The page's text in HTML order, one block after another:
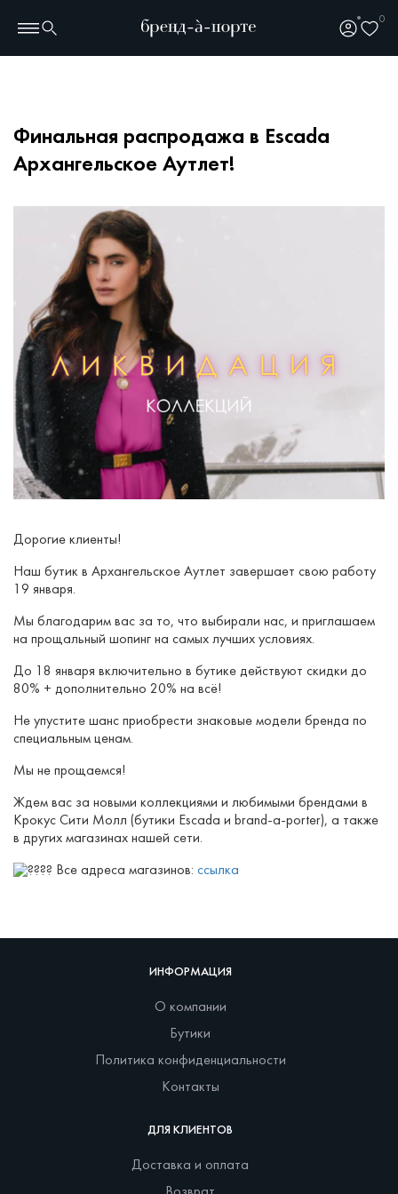
0
Финальная распродажа в Escada
Архангельское Аутлет!
Дорогие клиенты!
Наш бутик в Архангельское Аутлет завершает свою работу
19 января.
Мы благодарим вас за то, что выбирали нас, и приглашаем
на прощальный шопинг на самых лучших условиях.
До 18 января включительно в бутике действуют скидки до
80% + дополнительно 20% на всё!
Не упустите шанс приобрести знаковые модели бренда по
специальным ценам.
Мы не прощаемся!
Ждем вас за новыми коллекциями и любимыми брендами в
Крокус Сити Молл (бутики Escada и brand-a-porter), а также
в других магазинах нашей сети.
Все адреса магазинов: ссылка
ИНФОРМАЦИЯ
О компании
Бутики
Политика конфиденциальности
Контакты
ДЛЯ КЛИЕНТОВ
Доставка и оплата